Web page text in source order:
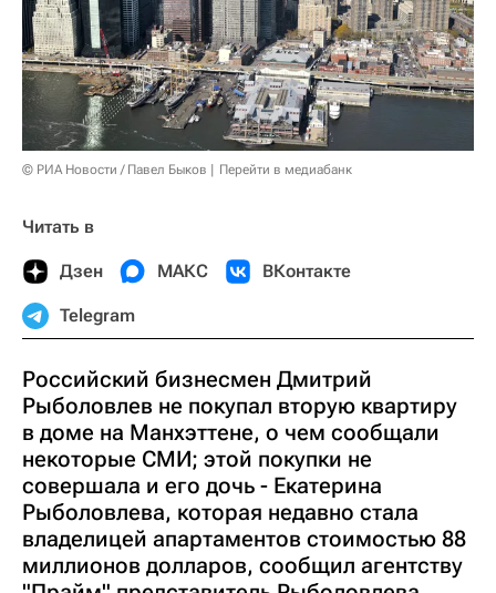
© РИА Новости / Павел Быков Перейти в медиабанк
Читать в
Дзен МАКС ВКонтакте
Telegram
Российский бизнесмен Дмитрий
Рыболовлев не покупал вторую квартиру
в доме на Манхэттене, о чем сообщали
некоторые СМИ; этой покупки не
совершала и его дочь - Екатерина
Рыболовлева, которая недавно стала
владелицей апартаментов стоимостью 88
миллионов долларов, сообщил агентству